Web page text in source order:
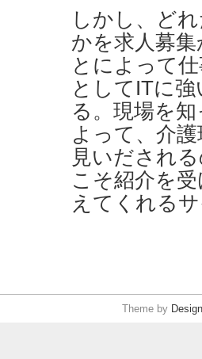
しかし、ど
かを求人募
とによって
としてITに
る。現場を
よって、介
見いだされ
こそ紹介を
えてくれる
Theme by